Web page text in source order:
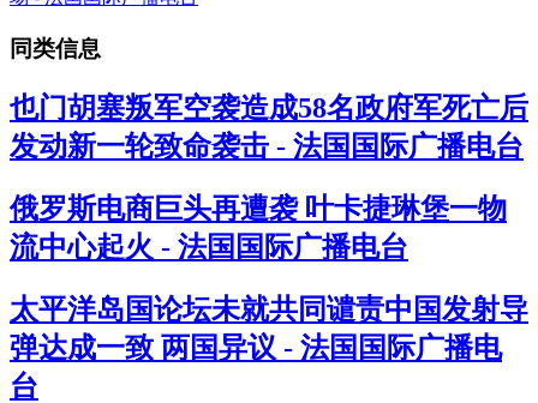
同类信息
也门胡塞叛军空袭造成58名政府军死亡后
发动新一轮致命袭击 - 法国国际广播电台
俄罗斯电商巨头再遭袭 叶卡捷琳堡一物
流中心起火 - 法国国际广播电台
太平洋岛国论坛未就共同谴责中国发射导
弹达成一致 两国异议 - 法国国际广播电
台